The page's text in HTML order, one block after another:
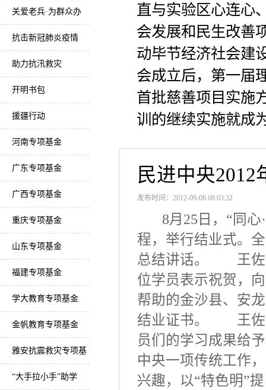
关爱老兵·为群众办
实事
抗击新冠肺炎疫情
助力抗汛救灾
开明书包
援疆行动
河南专项基金
广东专项基金
广西专项基金
重庆专项基金
山东专项基金
福建专项基金
学大教育专项基金
金帆教育专项基金
雅安抗震救灾专项基
金
“大手拉小手”助学
直与实验区心连心
会发展和民生改善
动毕节经济社会建
会成立后，第一届
首批慈善项目实施
训的继续实施就成
民进中央
发布时间：2012-09-08 08:03:32
8月25日，“同心·
程，举行结业式。
总结讲话。 王佐
位学员表示祝贺，
帮助的金沙县、安
结业证书。 王佐
员们的学习成果给
中央一项传统工作
兴趣，以“特色明”提